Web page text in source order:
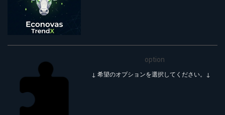
option
↓ 希望のオプションを選択してください。↓